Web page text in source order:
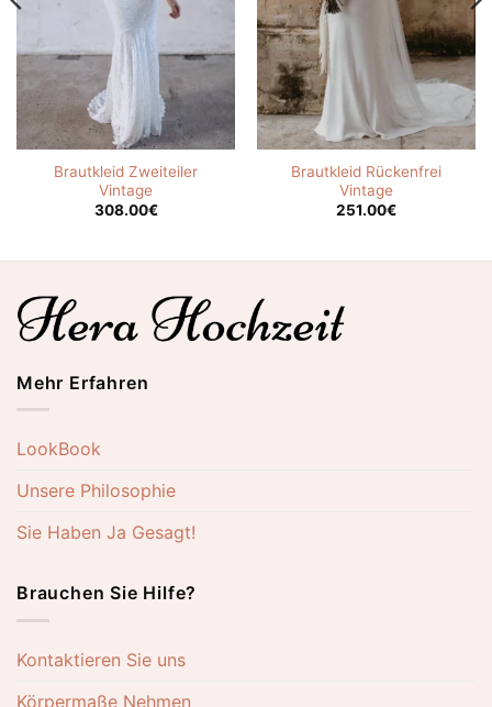
Brautkleid Zweiteiler
Vintage
308.00€
Brautkleid Rückenfrei
Vintage
251.00€
Mehr Erfahren
LookBook
Unsere Philosophie
Sie Haben Ja Gesagt!
Brauchen Sie Hilfe?
Kontaktieren Sie uns
Körpermaße Nehmen